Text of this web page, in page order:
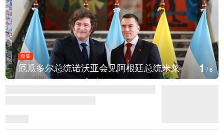
图集
厄瓜多尔总统诺沃亚会见阿根廷总统米莱 1/6